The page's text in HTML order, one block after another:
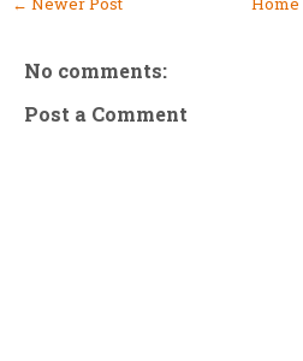
No comments:
Post a Comment